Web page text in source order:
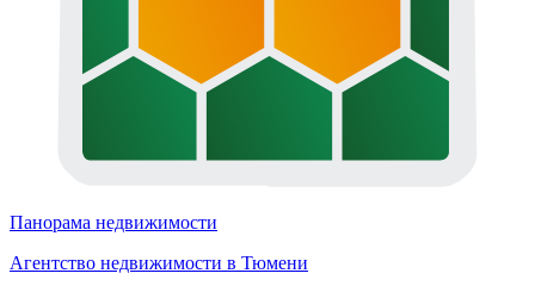
Панорама недвижимости
Агентство недвижимости в Тюмени